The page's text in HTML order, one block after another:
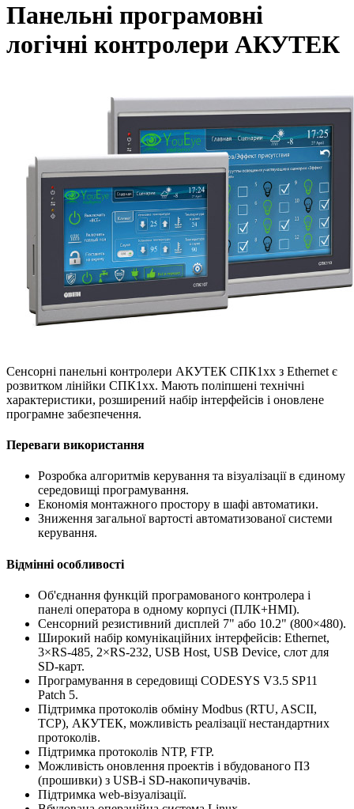
Панельні програмовні
логічні контролери АКУТЕК
Сенсорні панельні контролери АКУТЕК СПК1хх з Ethernet є
розвитком лінійки СПК1хх. Мають поліпшені технічні
характеристики, розширений набір інтерфейсів і оновлене
програмне забезпечення.
Переваги використання
Розробка алгоритмів керування та візуалізації в єдиному
середовищі програмування.
Економія монтажного простору в шафі автоматики.
Зниження загальної вартості автоматизованої системи
керування.
Відмінні особливості
Об'єднання функцій програмованого контролера і
панелі оператора в одному корпусі (ПЛК+HMI).
Сенсорний резистивний дисплей 7" або 10.2" (800×480).
Широкий набір комунікаційних інтерфейсів: Ethernet,
3×RS-485, 2×RS-232, USB Host, USB Device, слот для
SD-карт.
Програмування в середовищі CODESYS V3.5 SP11
Patch 5.
Підтримка протоколів обміну Modbus (RTU, ASCII,
TCP), АКУТЕК, можливість реалізації нестандартних
протоколів.
Підтримка протоколів NTP, FTP.
Можливість оновлення проектів і вбудованого ПЗ
(прошивки) з USB-і SD-накопичувачів.
Підтримка web-візуалізації.